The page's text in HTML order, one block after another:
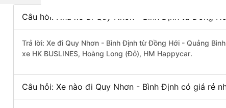
Câu hỏi: Nhà xe đi Quy Nhơn - Bình Định từ Đồng
Trả lời: Xe đi Quy Nhơn - Bình Định từ Đồng Hới - Quảng
xe HK BUSLINES, Hoàng Long (Đỏ), HM Happycar.
Câu hỏi: Xe nào đi Quy Nhơn - Bình Định có giá rẻ